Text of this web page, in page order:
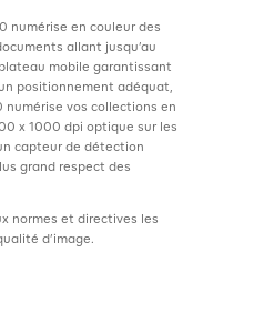
numérise en couleur des
allant jusqu’au
mobile garantissant
positionnement adéquat,
numérise vos collections en
x 1000 dpi optique sur les
capteur de détection
grand respect des
normes et directives les
d’image.